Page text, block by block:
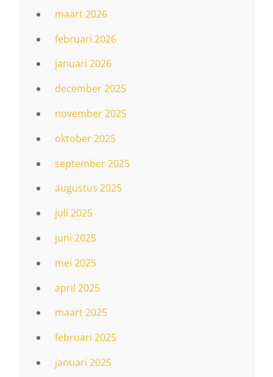
maart 2026
februari 2026
januari 2026
december 2025
november 2025
oktober 2025
september 2025
augustus 2025
juli 2025
juni 2025
mei 2025
april 2025
maart 2025
februari 2025
januari 2025